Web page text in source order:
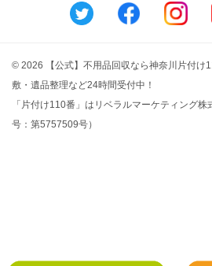
© 2026 【公式】不用品回収なら神奈川片付け
敷・遺品整理など24時間受付中！
「片付け110番」はリベラルマーケティング
号：第5757509号）